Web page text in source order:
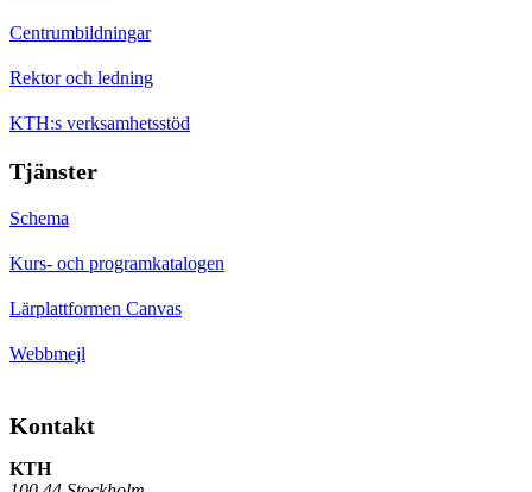
Centrumbildningar
Rektor och ledning
KTH:s verksamhetsstöd
Tjänster
Schema
Kurs- och programkatalogen
Lärplattformen Canvas
Webbmejl
Kontakt
KTH